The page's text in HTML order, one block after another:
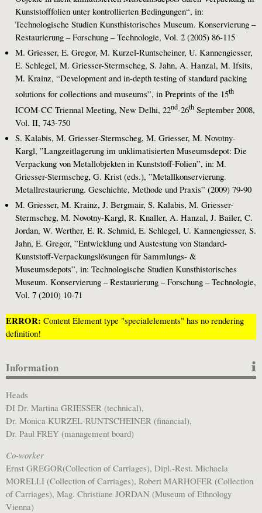
Kunststofffolien unter kontrollierten Bedingungen“, in:
Technologische Studien Kunsthistorisches Museum. Konservierung –
Restaurierung – Forschung – Technologie, Vol. 2 (2005) 86-115
M. Griesser, E. Gregor, M. Kurzel-Runtscheiner, U. Kannengiesser,
E. Schlegel, M. Griesser-Stermscheg, S. Jahn, A. Hanzal, M. Ifsits,
M. Krainz, “Development and in-depth testing of standard packing
solutions for collections and museums”, in Preprints of the 15th
ICOM-CC Triennal Meeting, New Delhi, 22nd-26th September 2008,
Vol. II, 743-750
S. Kalabis, M. Griesser-Stermscheg, M. Griesser, M. Novotny-
Kargl, ”Langzeitlagerung im unklimatisierten Museumsdepot: Die
Verpackung von Metallobjekten in Kunststoff-Folien”, in: M.
Griesser-Stermscheg, G. Krist (eds.), ”Metallkonservierung.
Metallrestaurierung. Geschichte, Methode und Praxis” (2009) 79-90
M. Griesser, M. Krainz, J. Bergmair, S. Kalabis, M. Griesser-
Stermscheg, M. Novotny-Kargl, R. Knaller, A. Hanzal, J. Bailer, C.
Jordan, W. Werther, E. R. Schmid, E. Schlegel, U. Kannengiesser, S.
Jahn, E. Gregor, ”Entwicklung und Austestung von Standard-
Kunststoff-Verpackungslösungen für Sammlungs- &
Museumsdepots”, in: Technologische Studien Kunsthistorisches
Museum. Konservierung – Restaurierung – Forschung – Technologie,
Vol. 7 (2010) 10-71
ERROR: Content Element type "specialelements" has no rendering
definition!
Information
Heads
DI Dr. Martina GRIESSER (technical),
Dr. Monica KURZEL-RUNTSCHEINER (financial),
Dr. Paul FREY (management board)
Co-worker
Ernst GREGOR(Collection of Carriages), Dipl.-Rest. Michaela
MORELLI (Collection of Carriages), Robert MARHOFER (Collection
of Carriages), Mag. Christiane JORDAN (Museum of Ethnology
Vienna)